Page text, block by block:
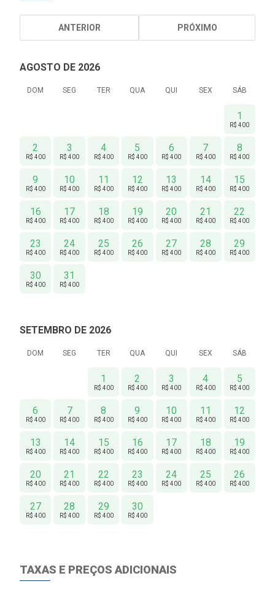
ANTERIOR PRÓXIMO
AGOSTO DE 2026
DOM SEG TER QUA QUI SEX SÁB
1
R$ 400
2
R$ 400
3
R$ 400
4
R$ 400
5
R$ 400
6
R$ 400
7
R$ 400
8
R$ 400
9
R$ 400
10
R$ 400
11
R$ 400
12
R$ 400
13
R$ 400
14
R$ 400
15
R$ 400
16
R$ 400
17
R$ 400
18
R$ 400
19
R$ 400
20
R$ 400
21
R$ 400
22
R$ 400
23
R$ 400
24
R$ 400
25
R$ 400
26
R$ 400
27
R$ 400
28
R$ 400
29
R$ 400
30
R$ 400
31
R$ 400
SETEMBRO DE 2026
DOM SEG TER QUA QUI SEX SÁB
1
R$ 400
2
R$ 400
3
R$ 400
4
R$ 400
5
R$ 400
6
R$ 400
7
R$ 400
8
R$ 400
9
R$ 400
10
R$ 400
11
R$ 400
12
R$ 400
13
R$ 400
14
R$ 400
15
R$ 400
16
R$ 400
17
R$ 400
18
R$ 400
19
R$ 400
20
R$ 400
21
R$ 400
22
R$ 400
23
R$ 400
24
R$ 400
25
R$ 400
26
R$ 400
27
R$ 400
28
R$ 400
29
R$ 400
30
R$ 400
TAXAS E PREÇOS ADICIONAIS